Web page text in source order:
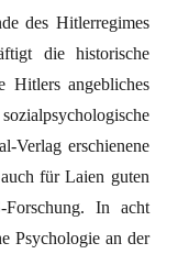
des Hitlerregimes
die historische
Hitlers angebliches
Verlag erschienene
für Laien guten
In acht
Psychologie an der